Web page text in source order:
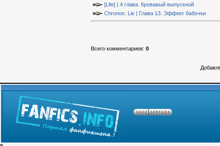
[Life] | 4 глава. Кровавый выпускной
Chronos: Lie | Глава 13. Эффект бабочки
Всего комментариев: 0